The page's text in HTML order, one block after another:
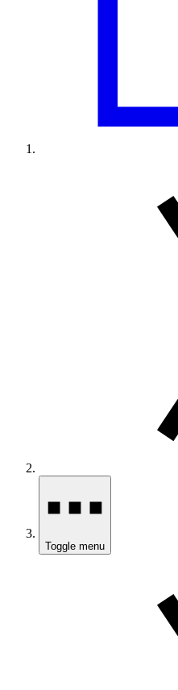
Toggle menu